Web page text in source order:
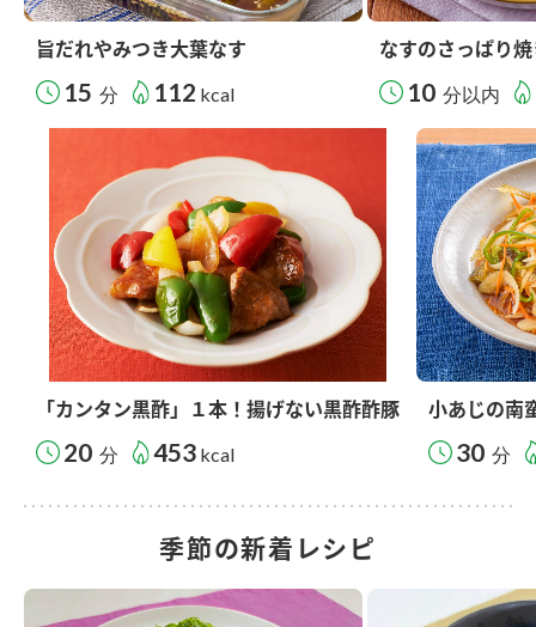
旨だれやみつき大葉なす
15 分 112 kcal
なすのさっぱり
10 分以内
「カンタン黒酢」１本！揚げない黒酢酢豚
20 分 453 kcal
小あじの南
30 分
季節の新着レシピ